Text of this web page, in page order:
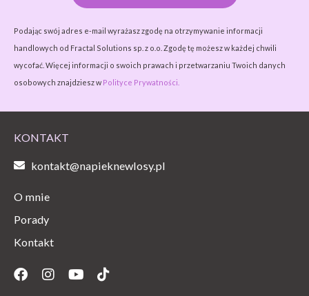
Podając swój adres e-mail wyrażasz zgodę na otrzymywanie informacji
handlowych od Fractal Solutions sp. z o.o. Zgodę tę możesz w każdej chwili
wycofać. Więcej informacji o swoich prawach i przetwarzaniu Twoich danych
osobowych znajdziesz w Polityce Prywatności.
KONTAKT
kontakt@napieknewlosy.pl
O mnie
Porady
Kontakt
Facebook
Instagram
YoutubeTiktok